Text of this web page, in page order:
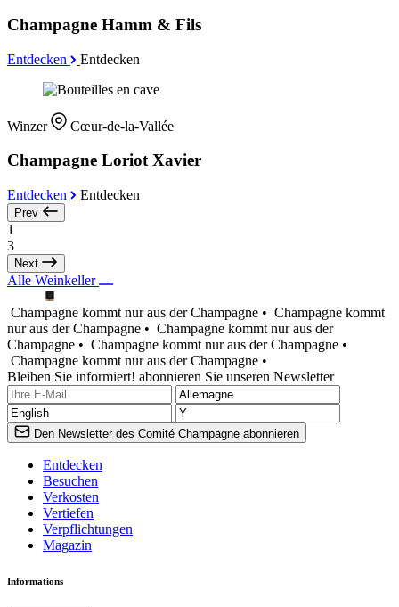
Champagne Hamm & Fils
Entdecken Entdecken
Winzer Cœur-de-la-Vallée
Champagne Loriot Xavier
Entdecken Entdecken
Prev
1
3
Next
Alle Weinkeller
Champagne kommt nur aus der Champagne • Champagne kommt
nur aus der Champagne • Champagne kommt nur aus der
Champagne • Champagne kommt nur aus der Champagne •
Champagne kommt nur aus der Champagne •
Bleiben Sie informiert! abonnieren Sie unseren Newsletter
Den Newsletter des Comité Champagne abonnieren
Entdecken
Besuchen
Verkosten
Vertiefen
Verpflichtungen
Magazin
Informations